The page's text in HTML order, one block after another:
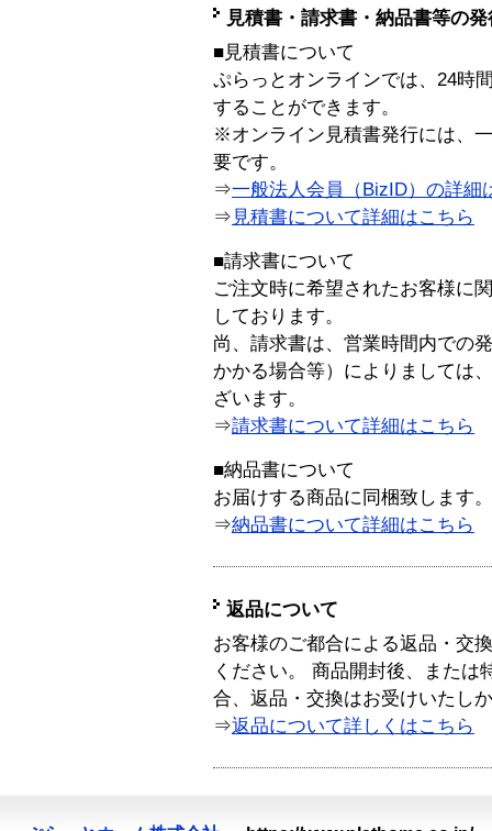
見積書・請求書・納品書等の
■見積書について
ぷらっとオンラインでは、24時
することができます。
※オンライン見積書発行には、
要です。
⇒一般法人会員（BizID）の詳細
⇒ 見積書について詳細はこちら
■請求書について
ご注文時に希望されたお客様に
しております。
尚、請求書は、営業時間内での
かかる場合等）によりましては
ざいます。
⇒請求書について詳細はこちら
■納品書について
お届けする商品に同梱致します。
⇒納品書について詳細はこちら
返品について
お客様のご都合による返品・交
ください。 商品開封後、または
合、返品・交換はお受けいたし
⇒返品について詳しくはこちら